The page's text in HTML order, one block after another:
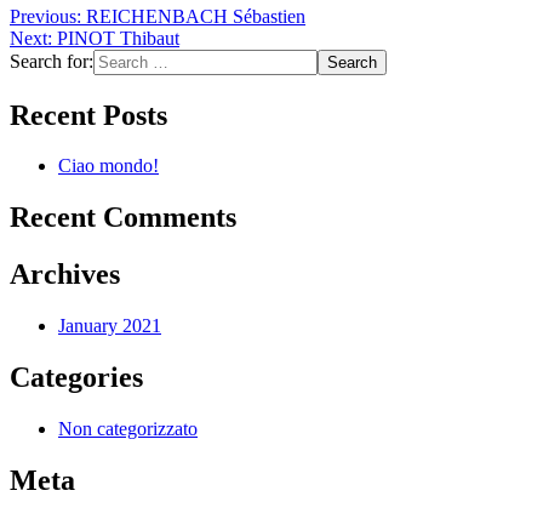
Previous: REICHENBACH Sébastien
Next: PINOT Thibaut
Search for:
Recent Posts
Ciao mondo!
Recent Comments
Archives
January 2021
Categories
Non categorizzato
Meta